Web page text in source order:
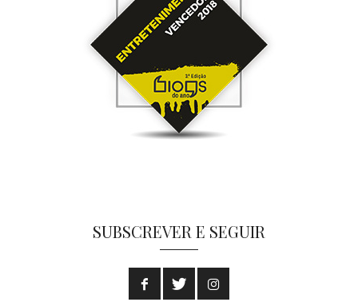
SUBSCREVER E SEGUIR